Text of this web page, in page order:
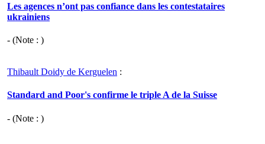
Les agences n’ont pas confiance dans les contestataires
ukrainiens
- (Note : )
Thibault Doidy de Kerguelen :
Standard and Poor's confirme le triple A de la Suisse
- (Note : )